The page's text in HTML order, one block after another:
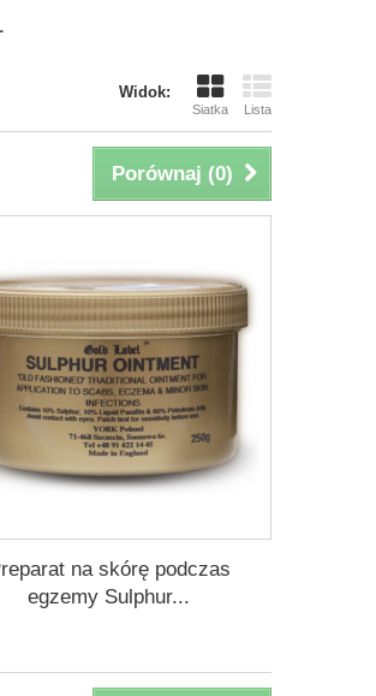
Widok:
Siatka Lista
Porównaj (0)
na skórę podczas
egzemy Sulphur...